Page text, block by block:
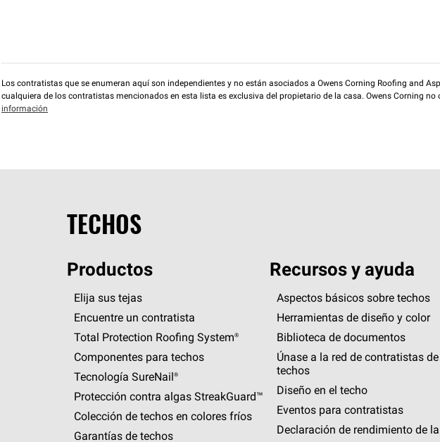
Los contratistas que se enumeran aquí son independientes y no están asociados a Owens Corning Roofing and
cualquiera de los contratistas mencionados en esta lista es exclusiva del propietario de la casa. Owens Corning
información
TECHOS
Productos
Elija sus tejas
Encuentre un contratista
Total Protection Roofing System®
Componentes para techos
Tecnología SureNail®
Protección contra algas StreakGuard™
Colección de techos en colores fríos
Garantías de techos
Recursos y ayuda
Aspectos básicos sobre techos
Herramientas de diseño y color
Biblioteca de documentos
Únase a la red de contratistas de
techos
Diseño en el techo
Eventos para contratistas
Declaración de rendimiento de la